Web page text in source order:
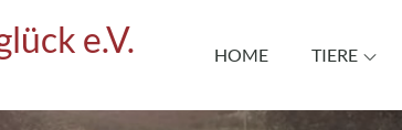
e.V. HOME TIERE